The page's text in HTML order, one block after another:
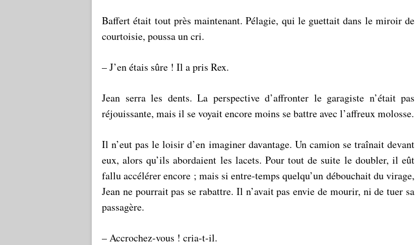
Baffert était tout près maintenant. Pélagie, qui le guettait dans le miroir de
courtoisie, poussa un cri.
– J’en étais sûre ! Il a pris Rex.
Jean serra les dents. La perspective d’affronter le garagiste n’était pas
réjouissante, mais il se voyait encore moins se battre avec l’affreux molosse.
Il n’eut pas le loisir d’en imaginer davantage. Un camion se traînait devant
eux, alors qu’ils abordaient les lacets. Pour tout de suite le doubler, il eût
fallu accélérer encore ; mais si entre-temps quelqu’un débouchait du virage,
Jean ne pourrait pas se rabattre. Il n’avait pas envie de mourir, ni de tuer sa
passagère.
– Accrochez-vous ! cria-t-il.